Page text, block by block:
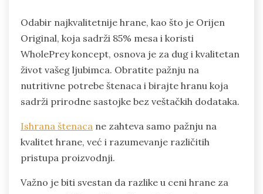
Odabir najkvalitetnije hrane, kao što je Orijen
Original, koja sadrži 85% mesa i koristi
WholePrey koncept, osnova je za dug i kvalitetan
život vašeg ljubimca. Obratite pažnju na
nutritivne potrebe štenaca i birajte hranu koja
sadrži prirodne sastojke bez veštačkih dodataka.
Ishrana štenaca ne zahteva samo pažnju na
kvalitet hrane, već i razumevanje različitih
pristupa proizvodnji.
Važno je biti svestan da razlike u ceni hrane za